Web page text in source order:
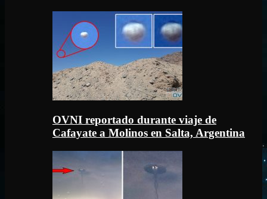
OVNI reportado durante viaje de
Cafayate a Molinos en Salta, Argentina